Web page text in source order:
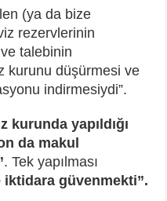
(ya da bize
rezervlerinin
talebinin
kurunu düşürmesi ve
indirmesiydi”.
kurunda yapıldığı
da makul
. Tek yapılması
iktidara güvenmekti”.